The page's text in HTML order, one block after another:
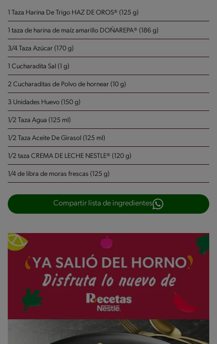
1 Taza Harina De Trigo HAZ DE OROS® (125 g)
1 taza de harina de maíz amarillo DOÑAREPA® (186 g)
3/4 Taza Azúcar (170 g)
1 Cucharadita Sal (1 g)
2 Cucharaditas de Polvo de hornear (10 g)
3 Unidades Huevo (150 g)
1/2 Taza Agua (125 ml)
1/2 Taza Aceite De Girasol (125 ml)
1/2 taza CREMA DE LECHE NESTLE® (120 g)
1/4 de libra de moras frescas (125 g)
Compartir lista de ingredientes